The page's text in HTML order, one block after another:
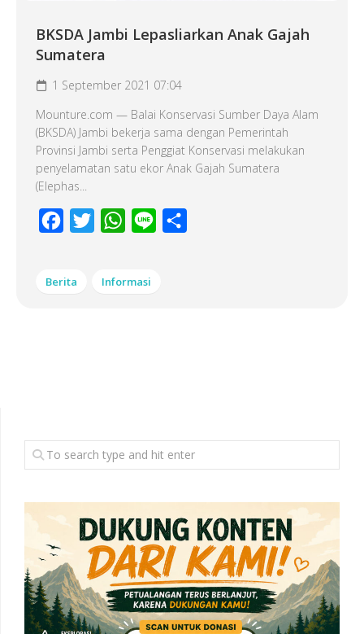
BKSDA Jambi Lepasliarkan Anak Gajah
Sumatera
1 September 2021 07:04
Mounture.com — Balai Konservasi Sumber Daya Alam
(BKSDA) Jambi bekerja sama dengan Pemerintah
Provinsi Jambi serta Penggiat Konservasi melakukan
penyelamatan satu ekor Anak Gajah Sumatera
(Elephas...
Facebook
Twitter WhatsApp
Line
Berita Informasi